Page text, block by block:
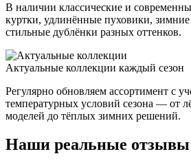
В наличии классические и
куртки, удлинённые пуховики,
стильные дублёнки разных оттенков.
Актуальные коллекции каждый сезон
Регулярно обновляем ассортимент с
температурных условий сезона — от
моделей до тёплых зимних решений.
Наши реальные отзывы